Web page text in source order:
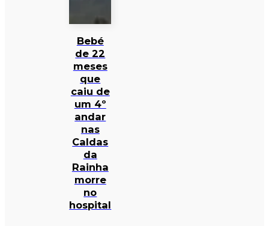
Bebé
de 22
meses
que
caiu de
um 4º
andar
nas
Caldas
da
Rainha
morre
no
hospital